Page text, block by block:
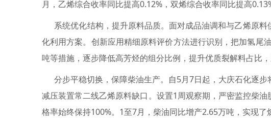
月，乙烯综合收率同比提高0.12%，双烯综合收率同比提高
系统优化结构，提升原料品质。面对成品油调和与乙烯原料
化利用方案。创新应用精细原料评价方法进行识别，把加氢
吨等措施，逐步降低高芳烃的组分比例，提升优质裂解料占比
分步平稳切换，保障柴油生产。自5月7日起，大庆石化逐步
减压装置常二线乙烯原料缺口。设置1周观察期，严密监控柴
格率始终保持100%。1至7月，柴油同比增产2.65万吨，实现了